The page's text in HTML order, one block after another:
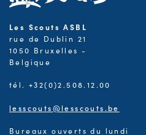
Les Scouts ASBL
rue de Dublin 21
1050 Bruxelles -
Belgique
tél. +32(0)2.508.12.00
lesscouts@lesscouts.be
Bureaux ouverts du lundi